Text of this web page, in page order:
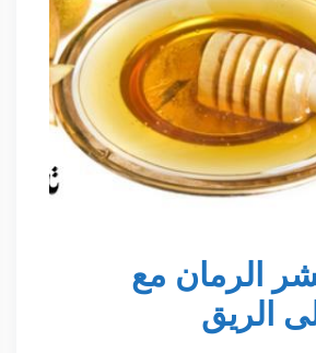
الرمان مع
الريق